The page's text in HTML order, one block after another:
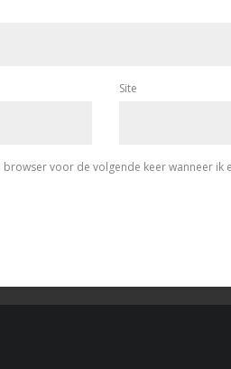
Site
voor de volgende keer wanneer ik